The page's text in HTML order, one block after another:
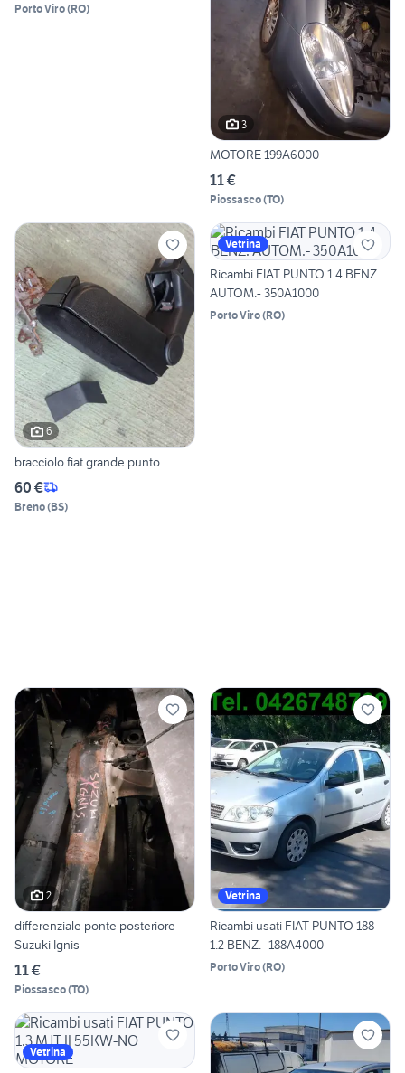
Porto Viro(RO)
3
MOTORE 199A6000
11 €
Piossasco(TO)
6
bracciolo fiat grande punto
60 €
Breno(BS)
Vetrina
Ricambi FIAT PUNTO 1.4 BENZ.
AUTOM.- 350A1000
Porto Viro(RO)
2
differenziale ponte posteriore
Suzuki Ignis
11 €
Piossasco(TO)
Vetrina
Ricambi usati FIAT PUNTO 188
1.2 BENZ.- 188A4000
Porto Viro(RO)
Vetrina